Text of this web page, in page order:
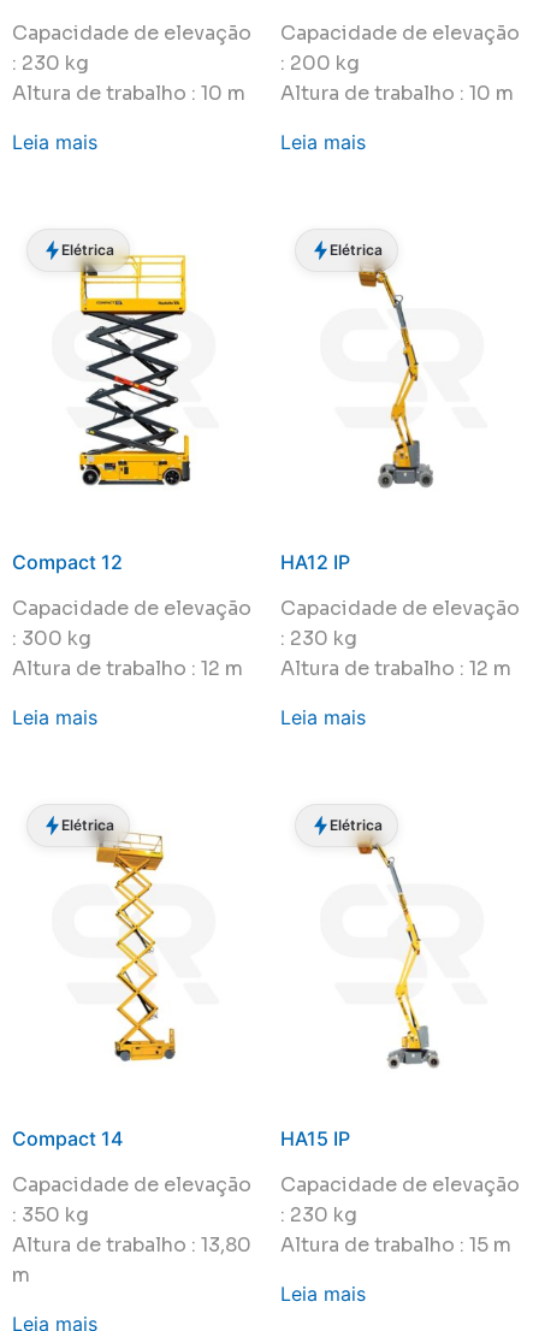
Capacidade de elevação
: 230 kg
Altura de trabalho : 10 m
Leia mais
Capacidade de elevação
: 200 kg
Altura de trabalho : 10 m
Leia mais
Elétrica
Compact 12
Capacidade de elevação
: 300 kg
Altura de trabalho : 12 m
Leia mais
Elétrica
HA12 IP
Capacidade de elevação
: 230 kg
Altura de trabalho : 12 m
Leia mais
Elétrica
Compact 14
Capacidade de elevação
: 350 kg
Altura de trabalho : 13,80
m
Leia mais
Elétrica
HA15 IP
Capacidade de elevação
: 230 kg
Altura de trabalho : 15 m
Leia mais